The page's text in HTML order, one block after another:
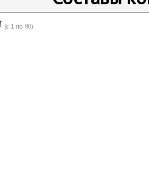
(с 1 по 90)